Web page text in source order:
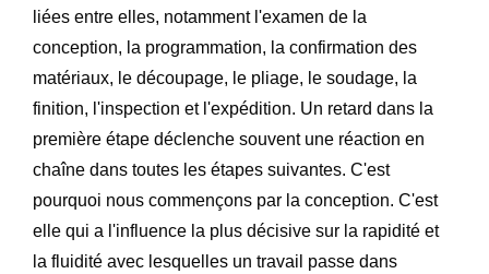
liées entre elles, notamment l'examen de la
conception, la programmation, la confirmation des
matériaux, le découpage, le pliage, le soudage, la
finition, l'inspection et l'expédition. Un retard dans la
première étape déclenche souvent une réaction en
chaîne dans toutes les étapes suivantes. C'est
pourquoi nous commençons par la conception. C'est
elle qui a l'influence la plus décisive sur la rapidité et
la fluidité avec lesquelles un travail passe dans